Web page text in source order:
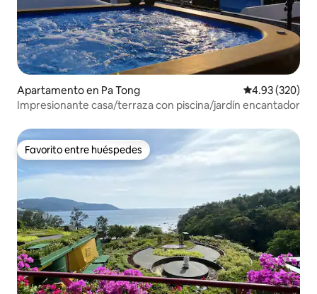
Apartamento en Pa Tong Calificación
4.93 (320)
Impresionante casa/terraza con piscina/jardín encantador
Favorito entre huéspedes
Favorito entre huéspedes